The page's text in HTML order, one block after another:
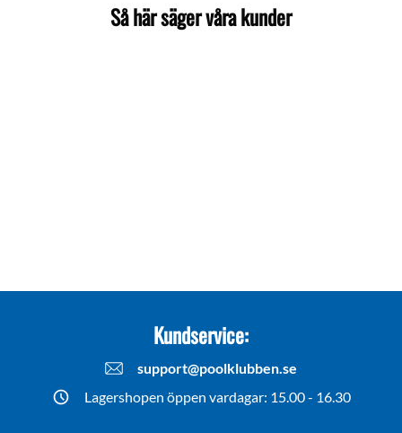
Så här säger våra kunder
Kundservice:
support@poolklubben.se
Lagershopen öppen vardagar: 15.00 - 16.30